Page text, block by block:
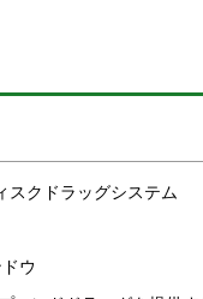
スクドラッグシステム
ウ